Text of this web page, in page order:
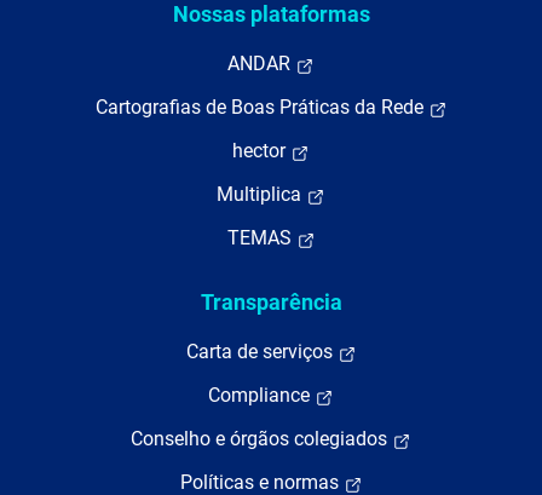
Nossas plataformas
ANDAR
Cartografias de Boas Práticas da Rede
hector
Multiplica
TEMAS
Transparência
Carta de serviços
Compliance
Conselho e órgãos colegiados
Políticas e normas